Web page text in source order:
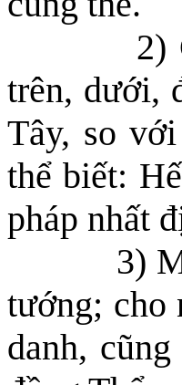
2)
trên, dưới,
Tây, so
thể biết:
pháp nhất
3)
tướng; cho
danh, cũng